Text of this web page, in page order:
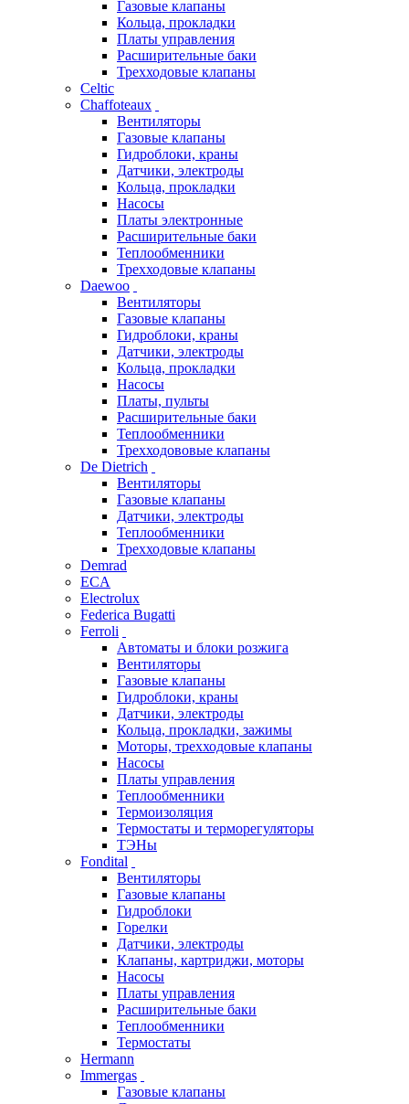
Газовые клапаны
Кольца, прокладки
Платы управления
Расширительные баки
Трехходовые клапаны
Celtic
Chaffoteaux
Вентиляторы
Газовые клапаны
Гидроблоки, краны
Датчики, электроды
Кольца, прокладки
Насосы
Платы электронные
Расширительные баки
Теплообменники
Трехходовые клапаны
Daewoo
Вентиляторы
Газовые клапаны
Гидроблоки, краны
Датчики, электроды
Кольца, прокладки
Насосы
Платы, пульты
Расширительные баки
Теплообменники
Трехходововые клапаны
De Dietrich
Вентиляторы
Газовые клапаны
Датчики, электроды
Теплообменники
Трехходовые клапаны
Demrad
ECA
Electrolux
Federica Bugatti
Ferroli
Автоматы и блоки розжига
Вентиляторы
Газовые клапаны
Гидроблоки, краны
Датчики, электроды
Кольца, прокладки, зажимы
Моторы, трехходовые клапаны
Насосы
Платы управления
Теплообменники
Термоизоляция
Термостаты и терморегуляторы
ТЭНы
Fondital
Вентиляторы
Газовые клапаны
Гидроблоки
Горелки
Датчики, электроды
Клапаны, картриджи, моторы
Насосы
Платы управления
Расширительные баки
Теплообменники
Термостаты
Hermann
Immergas
Газовые клапаны